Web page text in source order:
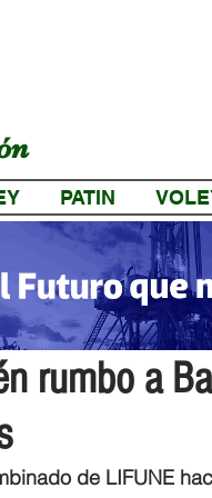
PATIN
rumbo a
de LIFUNE